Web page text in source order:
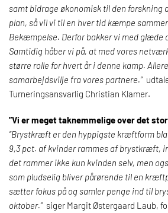
samt bidrage økonomisk til den forskning
plan, så vil vi til en hver tid kæmpe
Bekæmpelse. Derfor bakker vi med glæde
Samtidig håber vi på, at med vores
større rolle for hvert år i denne kamp.
samarbejdsvilje fra vores partnere.”
Turneringsansvarlig Christian Klamer.
”Vi er meget taknemmelige over det
”Brystkræft er den hyppigste kræftform
9,3 pct. af kvinder rammes af brystkræft,
det rammer ikke kun kvinden selv, men
som pludselig bliver pårørende til en
sætter fokus på og samler penge ind til
oktober.” siger Margit Østergaard Laub,